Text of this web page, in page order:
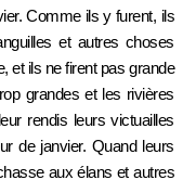
Comme ils y furent, ils
et autres choses
et ils ne firent pas grande
grandes et les rivières
rendis leurs victuailles
de janvier. Quand leurs
aux élans et autres